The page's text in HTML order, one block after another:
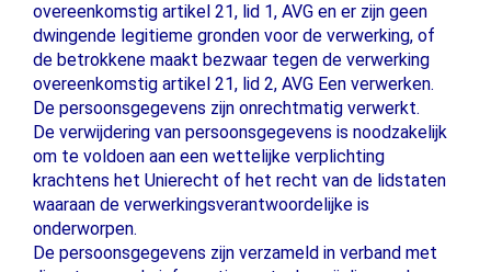
overeenkomstig artikel 21, lid 1, AVG en er zijn geen
dwingende legitieme gronden voor de verwerking, of
de betrokkene maakt bezwaar tegen de verwerking
overeenkomstig artikel 21, lid 2, AVG Een verwerken.
De persoonsgegevens zijn onrechtmatig verwerkt.
De verwijdering van persoonsgegevens is noodzakelijk
om te voldoen aan een wettelijke verplichting
krachtens het Unierecht of het recht van de lidstaten
waaraan de verwerkingsverantwoordelijke is
onderworpen.
De persoonsgegevens zijn verzameld in verband met